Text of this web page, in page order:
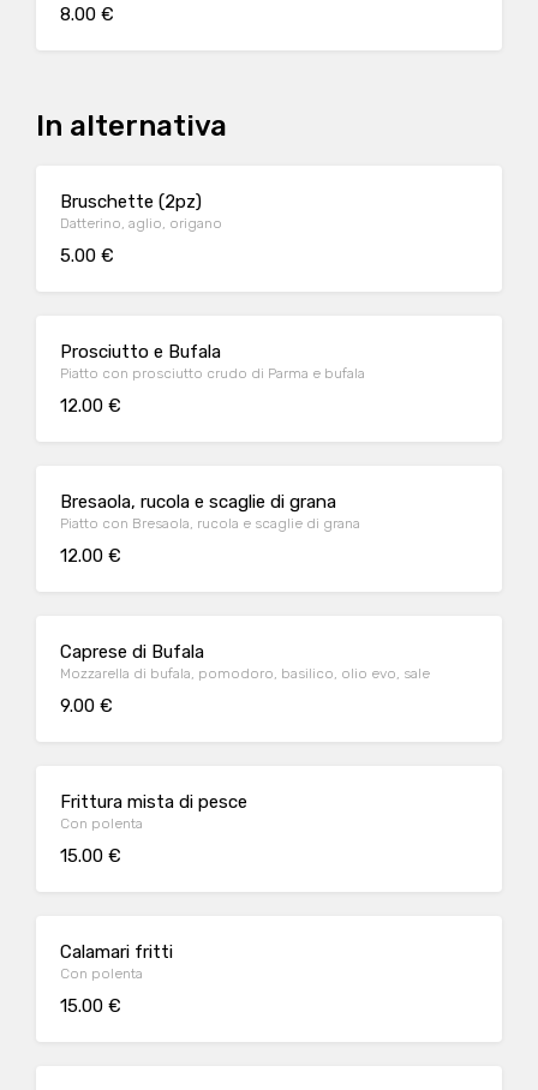
8.00 €
In alternativa
Bruschette (2pz)
Datterino, aglio, origano
5.00 €
Prosciutto e Bufala
Piatto con prosciutto crudo di Parma e bufala
12.00 €
Bresaola, rucola e scaglie di grana
Piatto con Bresaola, rucola e scaglie di grana
12.00 €
Caprese di Bufala
Mozzarella di bufala, pomodoro, basilico, olio evo, sale
9.00 €
Frittura mista di pesce
Con polenta
15.00 €
Calamari fritti
Con polenta
15.00 €